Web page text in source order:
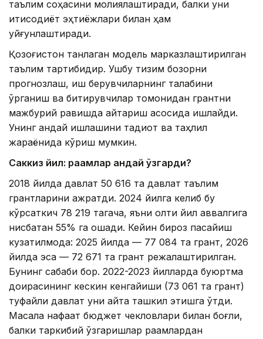
таълим соҳасини молиялаштиради, балки уни
иқтисодиёт эҳтиёжлари билан ҳам
уйғунлаштиради.
Қозоғистон танлаган модель марказлаштирилган
таълим тартибидир. Ушбу тизим бозорни
прогнозлаш, иш берувчиларнинг талабини
ўрганиш ва битирувчилар томонидан грантни
мажбурий равишда қайтариш асосида ишлайди.
Унинг қандай ишлашини тадқиқот ва таҳлил
жараёнида кўриш мумкин.
Саккиз йил: рақамлар қандай ўзгарди?
2018 йилда давлат 50 616 та давлат таълим
грантларини ажратди. 2024 йилга келиб бу
кўрсаткич 78 219 тагача, яъни олти йил аввалгига
нисбатан 55% га ошади. Кейин бироз пасайиш
кузатилмоқда: 2025 йилда — 77 084 та грант, 2026
йилда эса — 72 671 та грант режалаштирилган.
Бунинг сабаби бор. 2022-2023 йилларда буюртма
доирасининг кескин кенгайиши (73 061 та грант)
туфайли давлат уни қайта ташкил этишга ўтди.
Масала нафақат бюджет чекловлари билан боғлиқ,
балки таркибий ўзгаришлар рақамлардан